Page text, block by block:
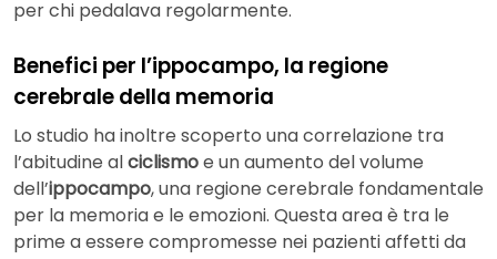
per chi pedalava regolarmente.
Benefici per l’ippocampo, la regione
cerebrale della memoria
Lo studio ha inoltre scoperto una correlazione tra
l’abitudine alciclismoe un aumento del volume
dell’ippocampo, una regione cerebrale fondamentale
per la memoria e le emozioni. Questa area è tra le
prime a essere compromesse nei pazienti affetti da